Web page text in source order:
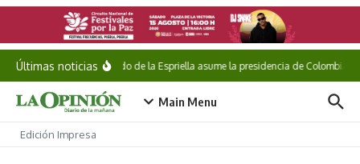
Saltar al contenido
Últimas noticiasAbelardo de la Espriella asume la presidencia de Colombia
Main Menu
Edición Impresa